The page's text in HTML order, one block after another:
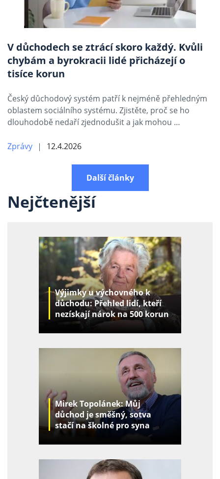
V důchodech se ztrácí skoro každý. Kvůli
chybám a byrokracii lidé přicházejí o
tisíce korun
Český důchodový systém patří k nejméně přehledným
oblastem sociálního systému. Zjistěte, proč se ho
dlouhodobě nedaří zjednodušit a jak mohou …
Zprávy 12.4.2026
Další články
Nejčtenější
Výjimky u výchovného k
důchodu: Přehled lidí, kteří
nezískají nárok na 500 korun
za děti
Mirek Topolánek: Můj
důchod je směšný, sotva
stačí na školné pro syna